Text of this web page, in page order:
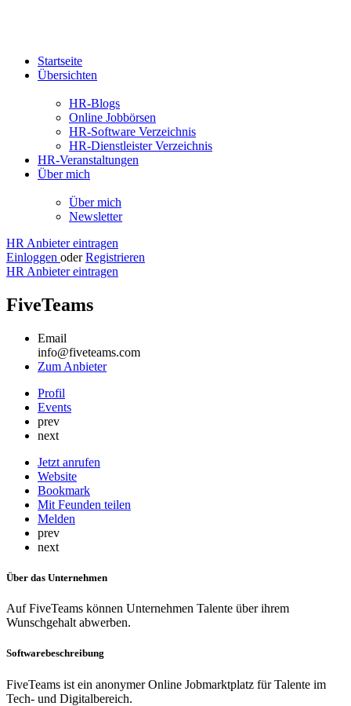
Startseite
Übersichten
HR-Blogs
Online Jobbörsen
HR-Software Verzeichnis
HR-Dienstleister Verzeichnis
HR-Veranstaltungen
Über mich
Über mich
Newsletter
HR Anbieter eintragen
Einloggen oder Registrieren
HR Anbieter eintragen
FiveTeams
Email
info@fiveteams.com
Zum Anbieter
Profil
Events
prev
next
Jetzt anrufen
Website
Bookmark
Mit Feunden teilen
Melden
prev
next
Über das Unternehmen
Auf FiveTeams können Unternehmen Talente über ihrem
Wunschgehalt abwerben.
Softwarebeschreibung
FiveTeams ist ein anonymer Online Jobmarktplatz für Talente im
Tech- und Digitalbereich.